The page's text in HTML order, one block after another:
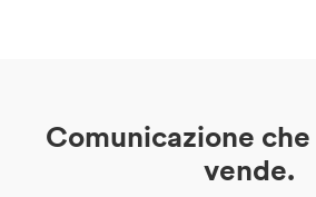
Comunicazione
vende.